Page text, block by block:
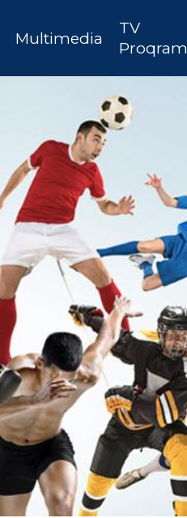
Multimedia
TV
Proqram